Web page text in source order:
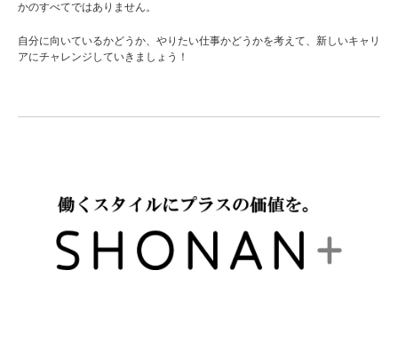
かのすべてではありません。
自分に向いているかどうか、やりたい仕事かどうかを考えて、新しいキャリ
アにチャレンジしていきましょう！